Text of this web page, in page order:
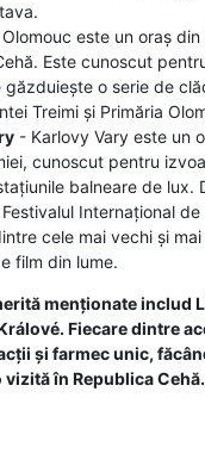
este un oraș din
Este cunoscut
găzduiește o serie de
Treimi și Primăria
- Karlovy Vary este un
cunoscut pentru
balneare de lux.
Internațional
cele mai vechi și
film din lume.
menționate includ
Fiecare dintre
și farmec unic,
în Republica Cehă.